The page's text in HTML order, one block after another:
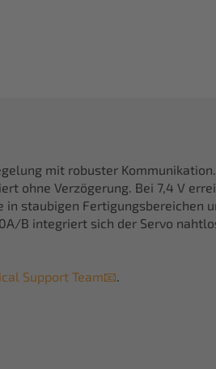
mit robuster
ohne Verzögerung. Bei 7,4 V
staubigen Fertigungsbereichen
B integriert sich der Servo
Support Team📧.